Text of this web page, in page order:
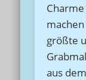
größte
aus